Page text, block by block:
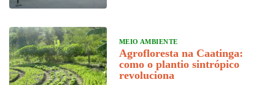
MEIO AMBIENTE
Agrofloresta na Caatinga:
como o plantio sintrópico
revoluciona